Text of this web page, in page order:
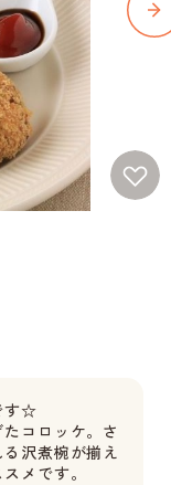
す☆
コロッケ。さ
沢煮椀が揃え
メです。